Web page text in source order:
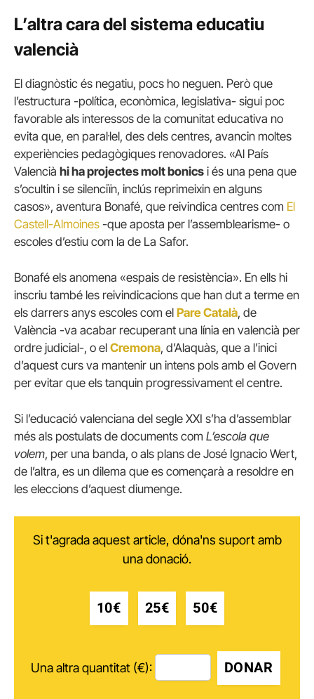
L’altra cara del sistema educatiu
valencià
El diagnòstic és negatiu, pocs ho neguen. Però que
l’estructura -política, econòmica, legislativa- sigui poc
favorable als interessos de la comunitat educativa no
evita que, en paral·lel, des dels centres, avancin moltes
experiències pedagògiques renovadores. «Al País
Valencià hi ha projectes molt bonics i és una pena que
s’ocultin i se silenciïn, inclús reprimeixin en alguns
casos», aventura Bonafé, que reivindica centres com El
Castell-Almoines -que aposta per l’assemblearisme- o
escoles d’estiu com la de La Safor.
Bonafé els anomena «espais de resistència». En ells hi
inscriu també les reivindicacions que han dut a terme en
els darrers anys escoles com el Pare Català, de
València -va acabar recuperant una línia en valencià per
ordre judicial-, o el Cremona, d’Alaquàs, que a l’inici
d’aquest curs va mantenir un intens pols amb el Govern
per evitar que els tanquin progressivament el centre.
Si l’educació valenciana del segle XXI s’ha d’assemblar
més als postulats de documents com L’escola que
volem, per una banda, o als plans de José Ignacio Wert,
de l’altra, es un dilema que es començarà a resoldre en
les eleccions d’aquest diumenge.
Si t'agrada aquest article, dóna'ns suport amb
una donació.
10€ 25€ 50€
Una altra quantitat (€): DONAR